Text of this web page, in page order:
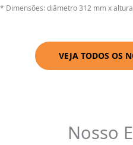
* Dimensões: diâmetro 312 mm x
VEJA TODOS OS
Nosso